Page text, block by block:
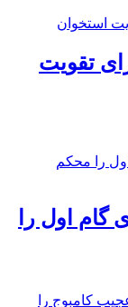
تقویت
گام اول را